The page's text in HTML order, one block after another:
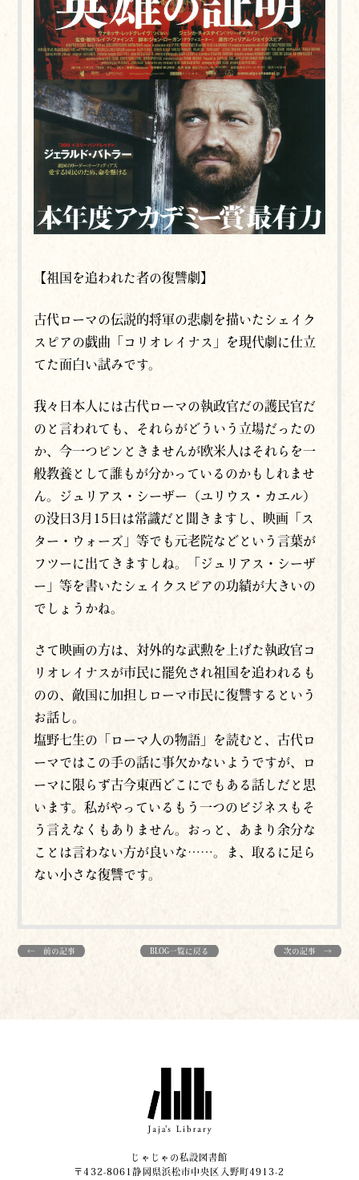
【祖国を追われた者の復讐劇】
古代ローマの伝説的将軍の悲劇を描いたシェイク
スピアの戯曲「コリオレイナス」を現代劇に仕立
てた面白い試みです。
我々日本人には古代ローマの執政官だの護民官だ
のと言われても、それらがどういう立場だったの
か、今一つピンときませんが欧米人はそれらを一
般教養として誰もが分かっているのかもしれませ
ん。ジュリアス・シーザー（ユリウス・カエル）
の没日3月15日は常識だと聞きますし、映画「ス
ター・ウォーズ」等でも元老院などという言葉が
フツーに出てきますしね。「ジュリアス・シーザ
ー」等を書いたシェイクスピアの功績が大きいの
でしょうかね。
さて映画の方は、対外的な武勲を上げた執政官コ
リオレイナスが市民に罷免され祖国を追われるも
のの、敵国に加担しローマ市民に復讐するという
お話し。
塩野七生の「ローマ人の物語」を読むと、古代ロ
ーマではこの手の話に事欠かないようですが、ロ
ーマに限らず古今東西どこにでもある話しだと思
います。私がやっているもう一つのビジネスもそ
う言えなくもありません。おっと、あまり余分な
ことは言わない方が良いな……。ま、取るに足ら
ない小さな復讐です。
← 前の記事 BLOG一覧に戻る 次の記事 →
じゃじゃの私設図書館
〒432-8061静岡県浜松市中央区入野町4913-2